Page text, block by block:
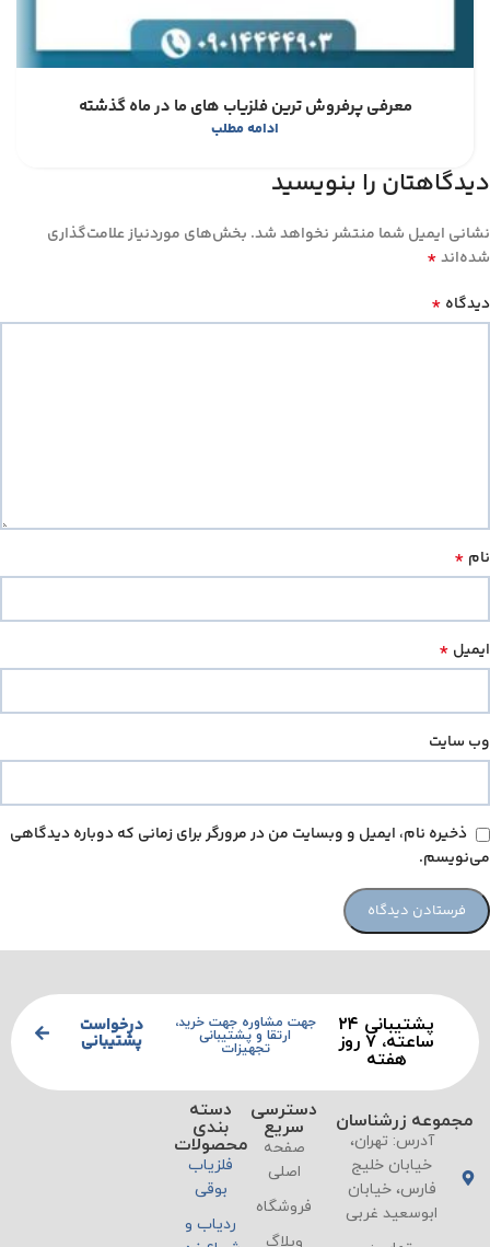
معرفی پرفروش ترین فلزیاب های ما در ماه گذشته
ادامه مطلب
دیدگاهتان را بنویسید
نشانی ایمیل شما منتشر نخواهد شد. بخش‌های موردنیاز علامت‌گذاری
شده‌اند*
دیدگاه *
نام *
ایمیل *
وب‌ سایت
ذخیره نام، ایمیل و وبسایت من در مرورگر برای زمانی که دوباره دیدگاهی
می‌نویسم.
پشتیبانی ۲۴
ساعته، ۷ روز
هفته
جهت مشاوره جهت خرید،
ارتقا و پشتیبانی
تجهیزات
درخواست
پشتیبانی
مجموعه زرشناسان
آدرس: تهران،
خیابان خلیج
فارس، خیابان
ابوسعید غربی
دسترسی
سریع
صفحه
اصلی
فروشگاه
وبلاگ
دسته
بندی
محصولات
فلزیاب
بوقی
ردیاب و